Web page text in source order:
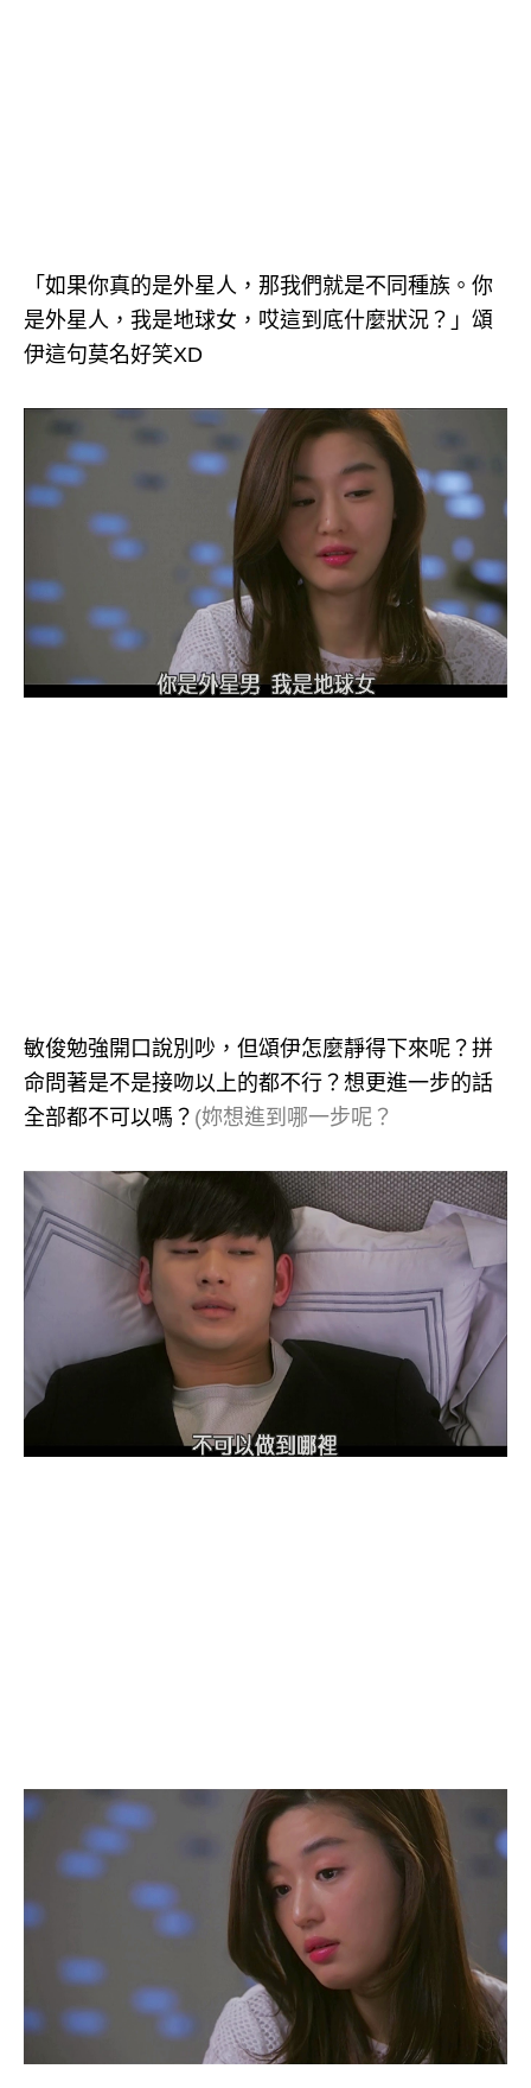
「如果你真的是外星人，那我們就是不同種族。你
是外星人，我是地球女，哎這到底什麼狀況？」頌
伊這句莫名好笑XD
敏俊勉強開口說別吵，但頌伊怎麼靜得下來呢？拼
命問著是不是接吻以上的都不行？想更進一步的話
全部都不可以嗎？ (妳想進到哪一步呢？